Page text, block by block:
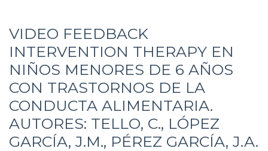
VIDEO FEEDBACK
INTERVENTION THERAPY EN
NIÑOS MENORES DE 6 AÑOS
CON TRASTORNOS DE LA
CONDUCTA ALIMENTARIA.
AUTORES: TELLO, C., LÓPEZ
GARCÍA, J.M., PÉREZ GARCÍA, J.A.